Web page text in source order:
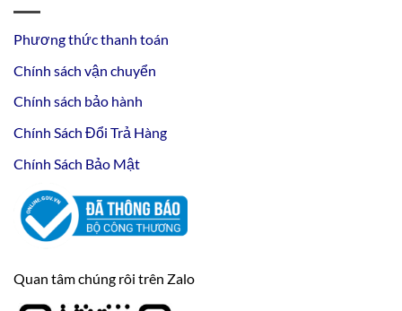
Phương thức thanh toán
Chính sách vận chuyển
Chính sách bảo hành
Chính Sách Đổi Trả Hàng
Chính Sách Bảo Mật
Quan tâm chúng rôi trên Zalo